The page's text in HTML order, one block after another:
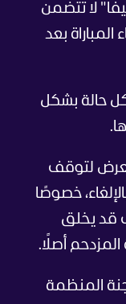
لا تتضمن
المباراة بعد
حالة بشكل
لتوقف
خصوصًا
قد يخلق
أصلًا.
المنظمة